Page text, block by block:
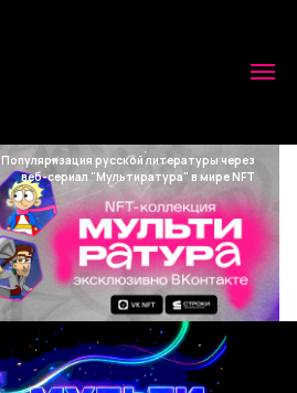
Популяризация русской литературы через
веб-сериал "Мультиратура" в мире NFT